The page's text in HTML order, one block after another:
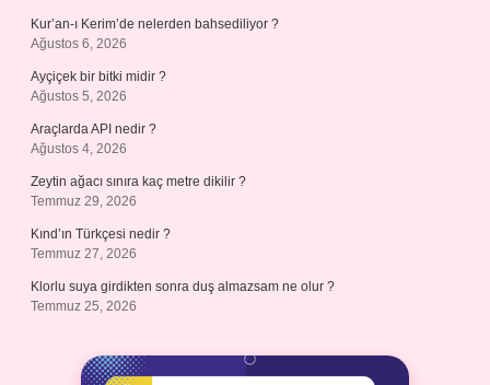
Kur’an-ı Kerim’de nelerden bahsediliyor ?
Ağustos 6, 2026
Ayçiçek bir bitki midir ?
Ağustos 5, 2026
Araçlarda API nedir ?
Ağustos 4, 2026
Zeytin ağacı sınıra kaç metre dikilir ?
Temmuz 29, 2026
Kınd’ın Türkçesi nedir ?
Temmuz 27, 2026
Klorlu suya girdikten sonra duş almazsam ne olur ?
Temmuz 25, 2026